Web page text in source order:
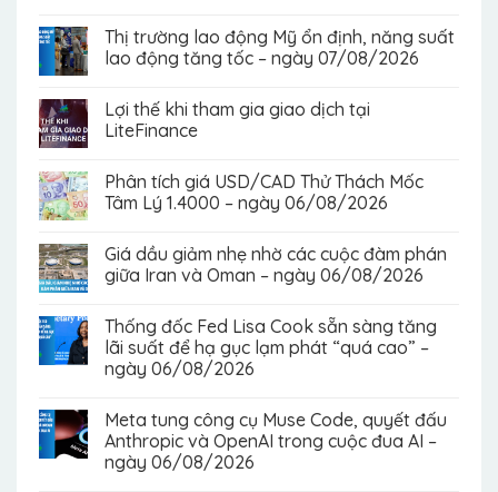
Thị trường lao động Mỹ ổn định, năng suất
lao động tăng tốc – ngày 07/08/2026
Lợi thế khi tham gia giao dịch tại
LiteFinance
Phân tích giá USD/CAD Thử Thách Mốc
Tâm Lý 1.4000 – ngày 06/08/2026
Giá dầu giảm nhẹ nhờ các cuộc đàm phán
giữa Iran và Oman – ngày 06/08/2026
Thống đốc Fed Lisa Cook sẵn sàng tăng
lãi suất để hạ gục lạm phát “quá cao” –
ngày 06/08/2026
Meta tung công cụ Muse Code, quyết đấu
Anthropic và OpenAI trong cuộc đua AI –
ngày 06/08/2026